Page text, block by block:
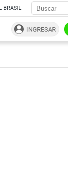
BRASIL
INGRESAR